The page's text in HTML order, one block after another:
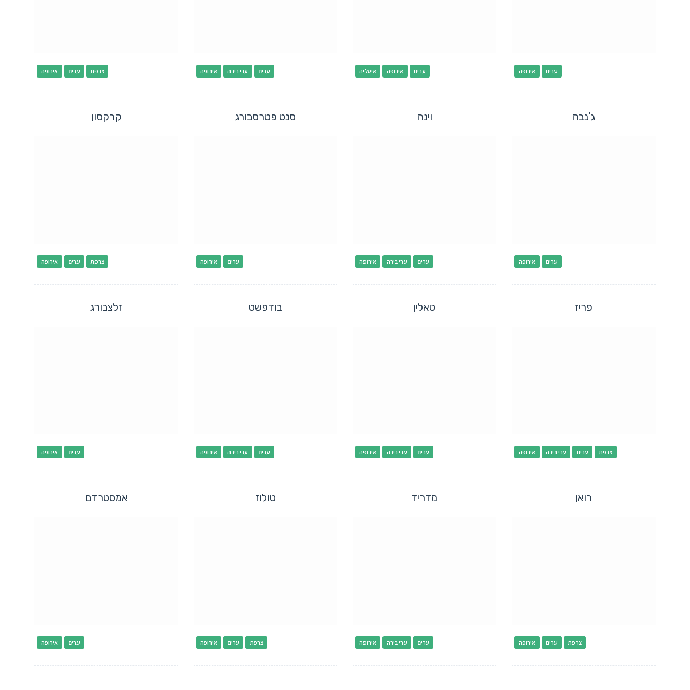
אירופה ערים צרפת אירופה ערי בירה ערים איטליה אירופה ערים אירופה ערים
קרקסון
אירופה ערים צרפת
סנט פטרסבורג
אירופה ערים
וינה
אירופה ערי בירה ערים
ג’נבה
אירופה ערים
זלצבורג
אירופה ערים
בודפשט
אירופה ערי בירה ערים
טאלין
אירופה ערי בירה ערים
פריז
אירופה ערי בירה ערים צרפת
אמסטרדם
אירופה ערים
טולוז
אירופה ערים צרפת
מדריד
אירופה ערי בירה ערים
רואן
אירופה ערים צרפת